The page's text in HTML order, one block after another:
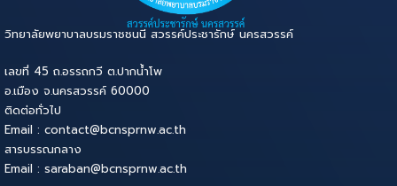
วิทยาลัยพยาบาลบรมราชชนนี สวรรค์ประชารักษ์ นครสวรรค์
เลขที่ 45 ถ.อรรถกวี ต.ปากน้ำโพ
อ.เมือง จ.นครสวรรค์ 60000
ติดต่อทั่วไป
Email : contact@bcnsprnw.ac.th
สารบรรณกลาง
Email : saraban@bcnsprnw.ac.th